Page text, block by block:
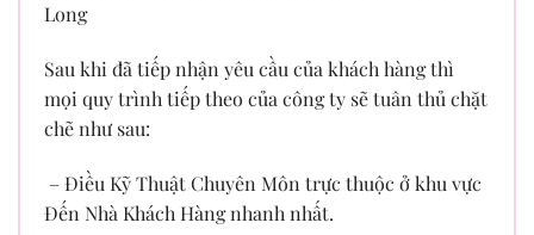
Long
Sau khi đã tiếp nhận yêu cầu của khách hàng thì
mọi quy trình tiếp theo của công ty sẽ tuân thủ chặt
chẽ như sau:
– Điều Kỹ Thuật Chuyên Môn trực thuộc ở khu vực
Đến Nhà Khách Hàng nhanh nhất.